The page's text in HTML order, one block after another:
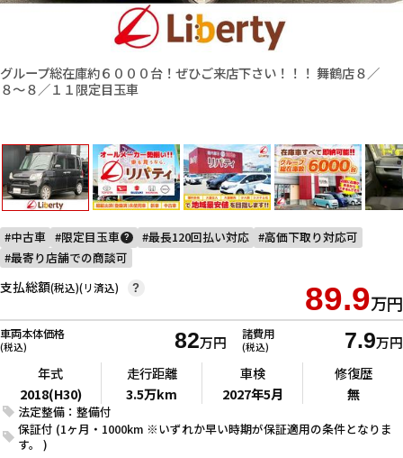
グループ総在庫約６０００台！ぜひご来店下さい！！！ 舞鶴店８／
８〜８／１１限定目玉車
中古車 限定目玉車 ? 最長120回払い対応
高価下取り対応可
最寄り店舗での商談可
支払総額(税込)(リ済込) 89.9万円
?
車両本体価格
(税込) 82万円 諸費用
(税込) 7.9万円
法定整備：整備付
保証付 (1ヶ月・1000km ※いずれか早い時期が保証適用の条件となりま
す。 )
年式
2018(H30)
走行距離
3.5万km
車検
2027年5月
修復歴
無